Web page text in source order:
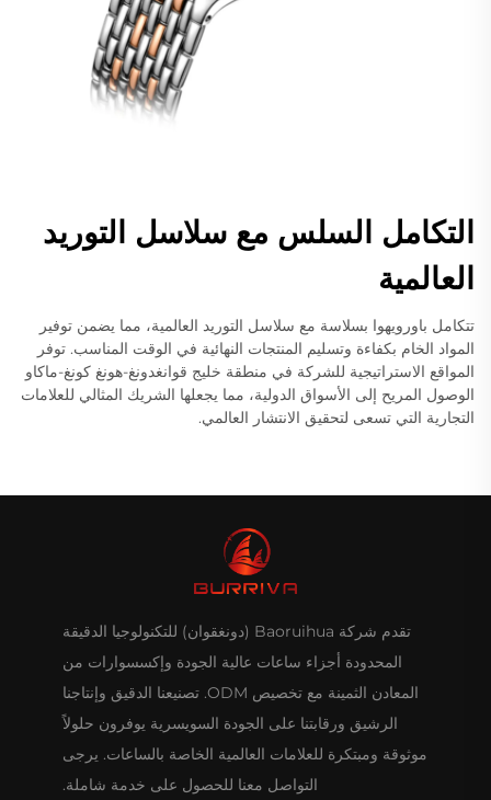
التكامل السلس مع سلاسل التوريد
العالمية
تتكامل باورويهوا بسلاسة مع سلاسل التوريد العالمية، مما يضمن توفير
المواد الخام بكفاءة وتسليم المنتجات النهائية في الوقت المناسب. توفر
المواقع الاستراتيجية للشركة في منطقة خليج قوانغدونغ-هونغ كونغ-ماكاو
الوصول المريح إلى الأسواق الدولية، مما يجعلها الشريك المثالي للعلامات
التجارية التي تسعى لتحقيق الانتشار العالمي.
تقدم شركة Baoruihua (دونغقوان) للتكنولوجيا الدقيقة
المحدودة أجزاء ساعات عالية الجودة وإكسسوارات من
المعادن الثمينة مع تخصيص ODM. تصنيعنا الدقيق وإنتاجنا
الرشيق ورقابتنا على الجودة السويسرية يوفرون حلولاً
موثوقة ومبتكرة للعلامات العالمية الخاصة بالساعات. يرجى
التواصل معنا للحصول على خدمة شاملة.